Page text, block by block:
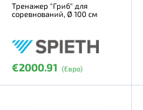
Тренажер "Гриб" для
соревнований, Ø 100 см
€2000.91 (Евро)